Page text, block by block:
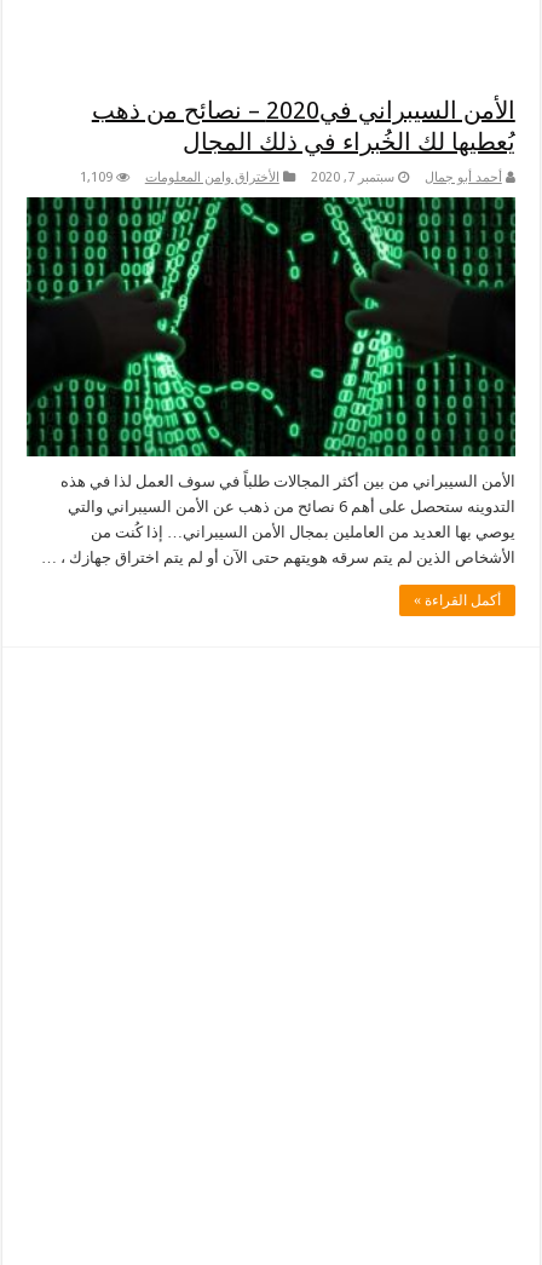
الأمن السيبراني في2020 – نصائح من ذهب
يُعطيها لك الخُبراء في ذلك المجال
أحمد أبو جمال سبتمبر 7, 2020 الأختراق وامن المعلومات 1,109
الأمن السيبراني من بين أكثر المجالات طلباً في سوف العمل لذا في هذه
التدوينه ستحصل على أهم 6 نصائح من ذهب عن الأمن السيبراني والتي
يوصي بها العديد من العاملين بمجال الأمن السيبراني… إذا كُنت من
الأشخاص الذين لم يتم سرقه هويتهم حتى الآن أو لم يتم اختراق جهازك ، …
أكمل القراءة »